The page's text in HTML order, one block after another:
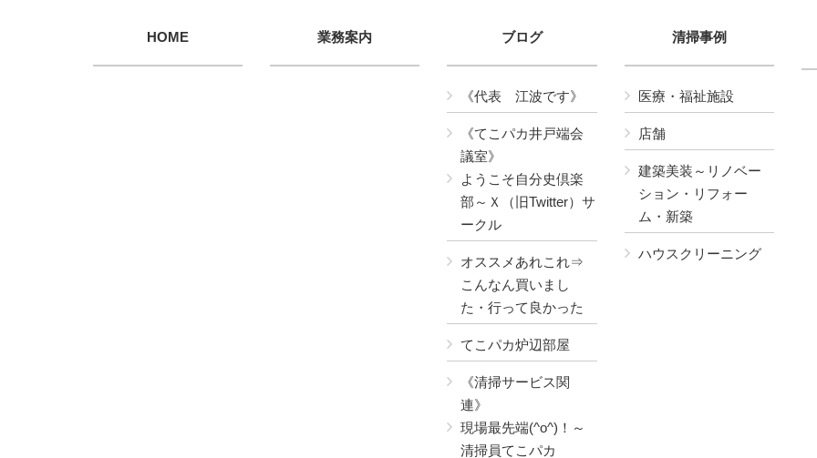
HOME 業務案内 ブログ
《代表 江波です》
《てこパカ井戸端会
議室》
ようこそ自分史倶楽
部～Ｘ（旧Twitter）サ
ークル
オススメあれこれ⇒
こんなん買いまし
た・行って良かった
てこパカ炉辺部屋
《清掃サービス関
連》
現場最先端(^o^)！～
清掃員てこパカ
清掃事例
医療・福祉施設
店舗
建築美装～リノベー
ション・リフォー
ム・新築
ハウスクリーニング